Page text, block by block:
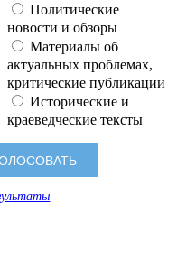
Политические
новости и обзоры
Материалы об
актуальных проблемах,
критические публикации
Исторические и
краеведческие тексты